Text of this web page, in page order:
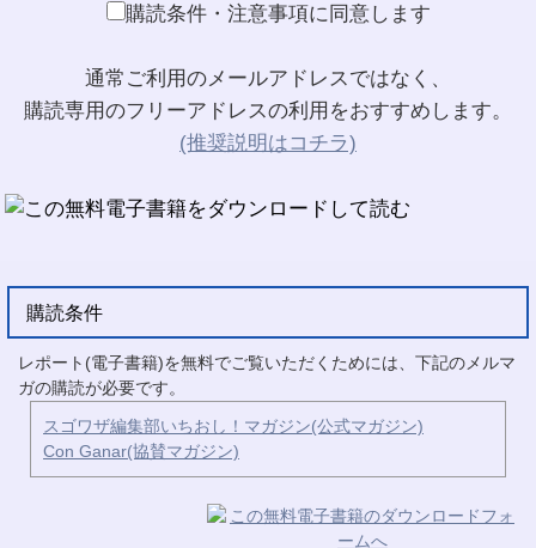
購読条件・注意事項に同意します
通常ご利用のメールアドレスではなく、
購読専用のフリーアドレスの利用をおすすめします。
(推奨説明はコチラ)
購読条件
レポート(電子書籍)を無料でご覧いただくためには、下記のメルマ
ガの購読が必要です。
スゴワザ編集部いちおし！マガジン(公式マガジン)
Con Ganar(協賛マガジン)